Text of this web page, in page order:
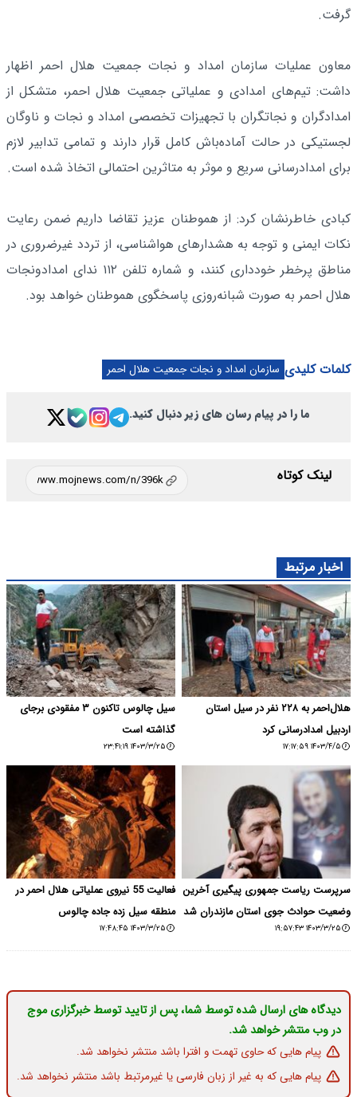
گرفت.
معاون عملیات سازمان امداد و نجات جمعیت هلال احمر اظهار
داشت: تیم‌های امدادی و عملیاتی جمعیت هلال احمر، متشکل از
امدادگران و نجاتگران با تجهیزات تخصصی امداد و نجات و ناوگان
لجستیکی در حالت آماده‌باش کامل قرار دارند و تمامی تدابیر لازم
برای امدادرسانی سریع و موثر به متاثرین احتمالی اتخاذ شده است.
کبادی خاطرنشان کرد: از هموطنان عزیز تقاضا داریم ضمن رعایت
نکات ایمنی و توجه به هشدارهای هواشناسی، از تردد غیرضروری در
مناطق پرخطر خودداری کنند، و شماره تلفن ۱۱۲ ندای امدادونجات
هلال احمر به صورت شبانه‌روزی پاسخگوی هموطنان خواهد بود.
کلمات کلیدی سازمان امداد و نجات جمعیت هلال احمر
ما را در پیام رسان های زیر دنبال کنید.
لینک کوتاه
اخبار مرتبط
هلال‌احمر به ۲۲۸ نفر در سیل استان
اردبیل امدادرسانی کرد
۱۴۰۳/۴/۵ ۱۷:۱۷:۵۹
سیل چالوس تاکنون ۳ مفقودی برجای
گذاشته است
۱۴۰۳/۳/۲۵ ۲۳:۴۱:۱۹
سرپرست ریاست جمهوری پیگیری آخرین
وضعیت حوادث جوی استان مازندران شد
۱۴۰۳/۳/۲۵ ۱۹:۵۷:۴۳
فعالیت 55 نیروی عملیاتی هلال احمر در
منطقه سیل زده جاده چالوس
۱۴۰۳/۳/۲۵ ۱۷:۴۸:۴۵
دیدگاه های ارسال شده توسط شما، پس از تایید توسط خبرگزاری موج
در وب منتشر خواهد شد.
پیام هایی که حاوی تهمت و افترا باشد منتشر نخواهد شد.
پیام هایی که به غیر از زبان فارسی یا غیرمرتبط باشد منتشر نخواهد شد.